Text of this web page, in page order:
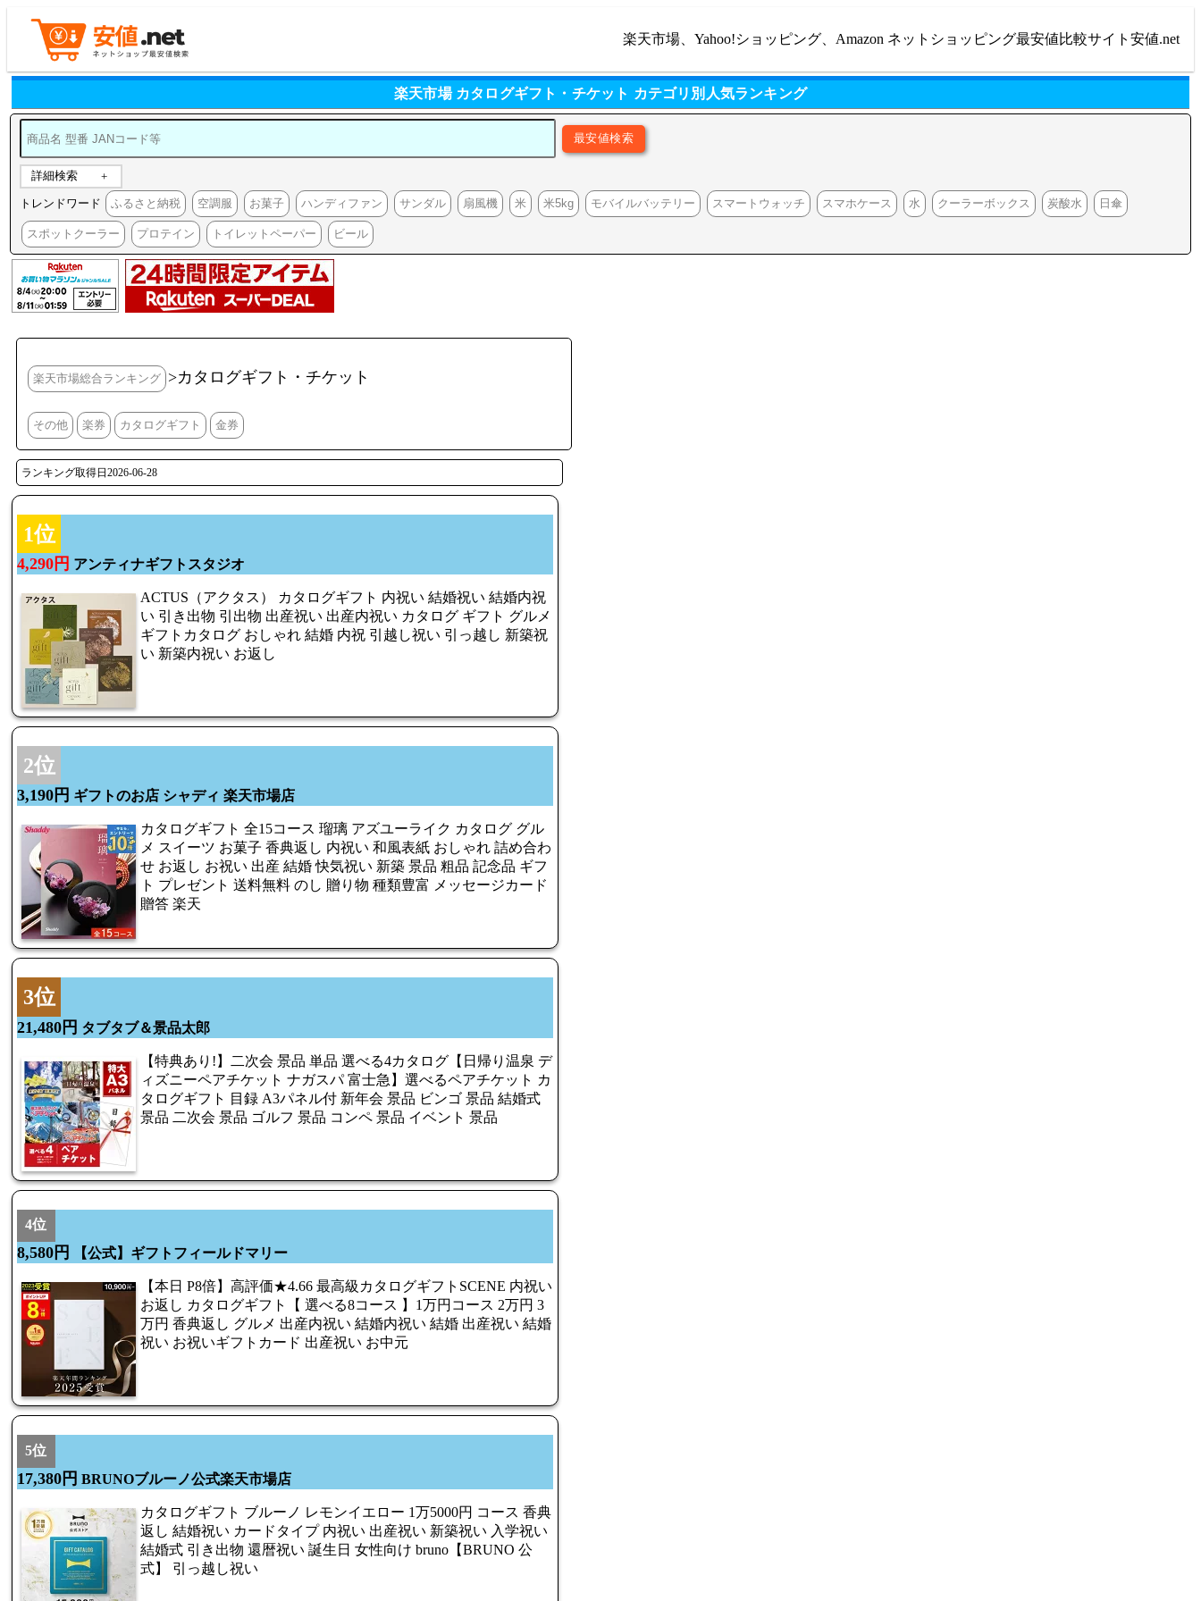
楽天市場、Yahoo!ショッピング、Amazon ネットショッピング最安値比較サイト安値.net
楽天市場 カタログギフト・チケット カテゴリ別人気ランキング
詳細検索
トレンドワード ふるさと納税 空調服 お菓子 ハンディファン サンダル 扇風機 米 米5kg モバイルバッテリー スマートウォッチ スマホケース 水 クーラーボックス 炭酸水 日傘
スポットクーラー プロテイン トイレットペーパー ビール
楽天市場総合ランキング >カタログギフト・チケット
その他 楽券 カタログギフト 金券
ランキング取得日2026-06-28
1位
4,290円 アンティナギフトスタジオ
ACTUS（アクタス） カタログギフト 内祝い 結婚祝い 結婚内祝
い 引き出物 引出物 出産祝い 出産内祝い カタログ ギフト グルメ
ギフトカタログ おしゃれ 結婚 内祝 引越し祝い 引っ越し 新築祝
い 新築内祝い お返し
2位
3,190円 ギフトのお店 シャディ 楽天市場店
カタログギフト 全15コース 瑠璃 アズユーライク カタログ グル
メ スイーツ お菓子 香典返し 内祝い 和風表紙 おしゃれ 詰め合わ
せ お返し お祝い 出産 結婚 快気祝い 新築 景品 粗品 記念品 ギフ
ト プレゼント 送料無料 のし 贈り物 種類豊富 メッセージカード
贈答 楽天
3位
21,480円 タブタブ＆景品太郎
【特典あり!】二次会 景品 単品 選べる4カタログ【日帰り温泉 デ
ィズニーペアチケット ナガスパ 富士急】選べるペアチケット カ
タログギフト 目録 A3パネル付 新年会 景品 ビンゴ 景品 結婚式
景品 二次会 景品 ゴルフ 景品 コンペ 景品 イベント 景品
4位
8,580円 【公式】ギフトフィールドマリー
【本日 P8倍】高評価★4.66 最高級カタログギフトSCENE 内祝い
お返し カタログギフト【 選べる8コース 】1万円コース 2万円 3
万円 香典返し グルメ 出産内祝い 結婚内祝い 結婚 出産祝い 結婚
祝い お祝いギフトカード 出産祝い お中元
5位
17,380円 BRUNOブルーノ公式楽天市場店
カタログギフト ブルーノ レモンイエロー 1万5000円 コース 香典
返し 結婚祝い カードタイプ 内祝い 出産祝い 新築祝い 入学祝い
結婚式 引き出物 還暦祝い 誕生日 女性向け bruno【BRUNO 公
式】 引っ越し祝い